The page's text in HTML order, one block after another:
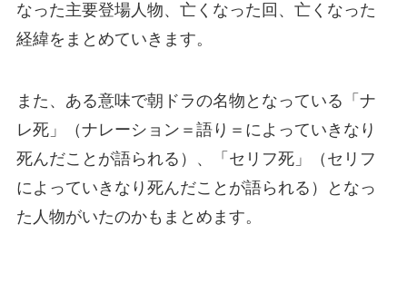
なった主要登場人物、亡くなった回、亡くなった
経緯をまとめていきます。
また、ある意味で朝ドラの名物となっている「ナ
レ死」（ナレーション＝語り＝によっていきなり
死んだことが語られる）、「セリフ死」（セリフ
によっていきなり死んだことが語られる）となっ
た人物がいたのかもまとめます。